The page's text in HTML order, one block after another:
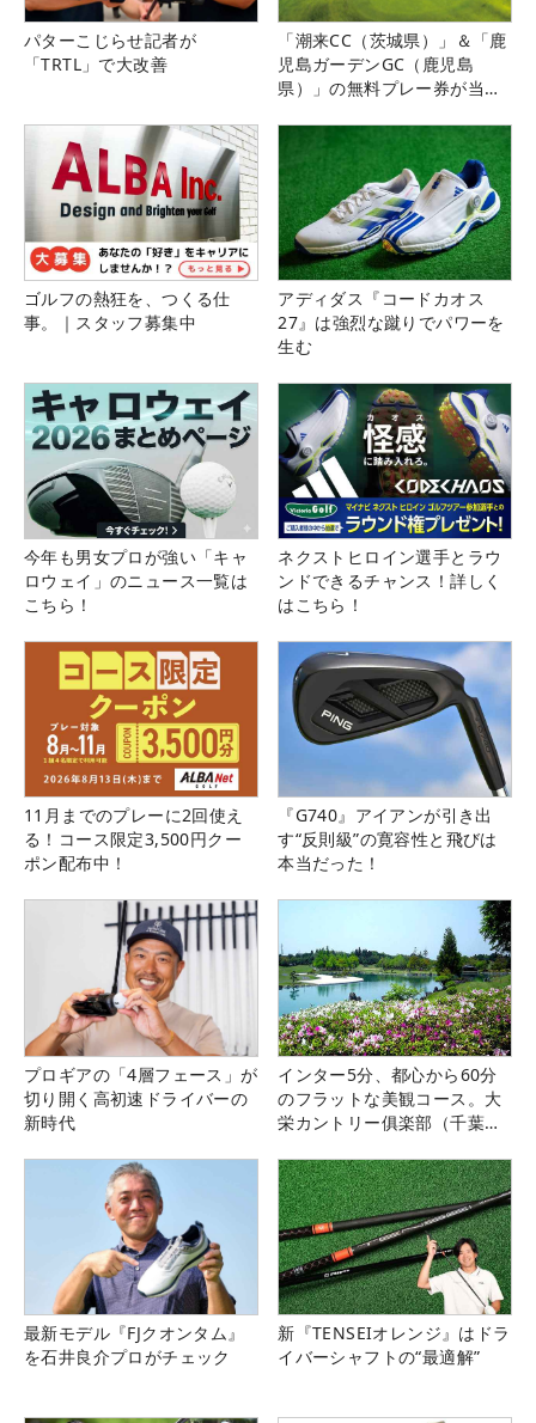
パターこじらせ記者が
「TRTL」で大改善
「潮来CC（茨城県）」＆「鹿
児島ガーデンGC（鹿児島
県）」の無料プレー券が当た
ゴルフの熱狂を、つくる仕
事。｜スタッフ募集中
アディダス『コードカオス
27』は強烈な蹴りでパワーを
生む
今年も男女プロが強い「キャ
ロウェイ」のニュース一覧は
こちら！
ネクストヒロイン選手とラウ
ンドできるチャンス！詳しく
はこちら！
11月までのプレーに2回使え
る！コース限定3,500円クー
ポン配布中！
『G740』アイアンが引き出
す“反則級”の寛容性と飛びは
本当だった！
プロギアの「4層フェース」が
切り開く高初速ドライバーの
新時代
インター5分、都心から60分
のフラットな美観コース。大
栄カントリー俱楽部（千葉
最新モデル『FJクオンタム』
を石井良介プロがチェック
新『TENSEIオレンジ』はドラ
イバーシャフトの“最適解”